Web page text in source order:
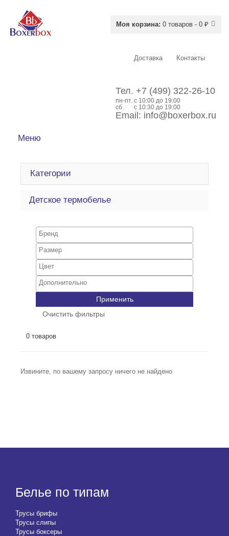
Моя корзина: 0 товаров - 0 ₽
Доставка Контакты
Тел. +7 (499) 322-26-10
пн-пт. c 10:00 до 19:00
сб.
с 10:30 до 19:00
Email: info@boxerbox.ru
Меню
Категории
Детское термобелье
Применить
Очистить фильтры
0 товаров
Извините, по вашему запросу ничего не найдено
Белье по типам
Трусы брифы
Трусы слипы
Трусы боксеры